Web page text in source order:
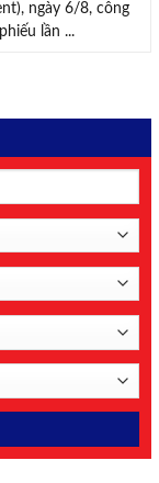
ngày 6/8, công
lần ...